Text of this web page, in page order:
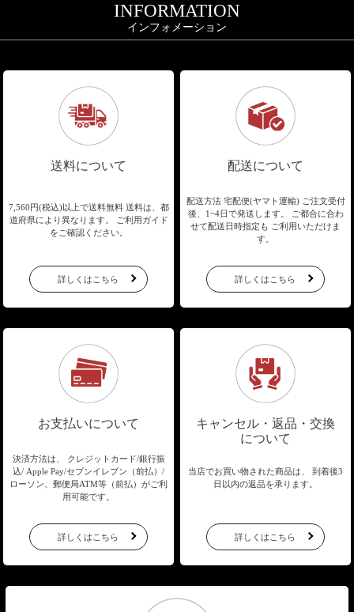
INFORMATION
インフォメーション
送料について
7,560円(税込)以上で送料無料送料は、都
道府県により異なります。
ご利用ガイド
をご確認ください。
詳しくはこちら
配送について
配送方法 宅配便(ヤマト運輸) ご注文受付
後、1~4日で発送します。
ご都合に合わ
せて配送日時指定も ご利用いただけま
す。
詳しくはこちら
お支払いについて
決済方法は、 クレジットカード/銀行振
込/ Apple Pay/セブンイレブン（前払）/
ローソン、郵便局ATM等（前払）がご利
用可能です。
詳しくはこちら
キャンセル・返品・交換
について
当店でお買い物された商品は、
到着後3
日以内の返品を承ります。
詳しくはこちら